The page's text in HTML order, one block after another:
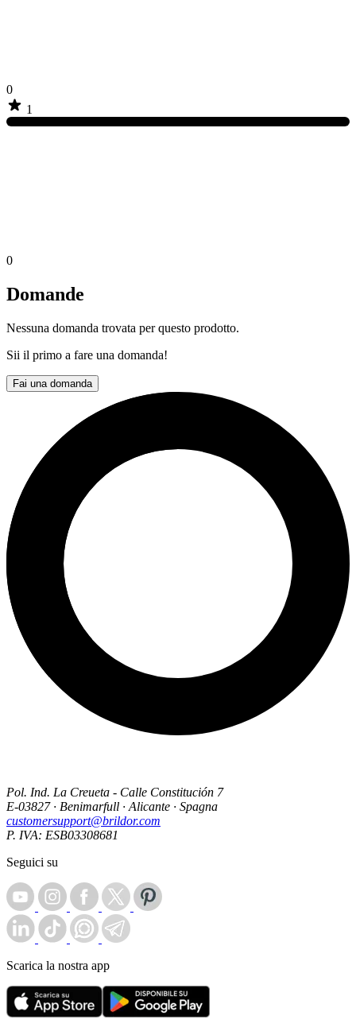
0
1
0
Domande
Nessuna domanda trovata per questo prodotto.
Sii il primo a fare una domanda!
Fai una domanda
Pol. Ind. La Creueta - Calle Constitución 7
E-03827 · Benimarfull · Alicante · Spagna
customersupport@brildor.com
P. IVA: ESB03308681
Seguici su
Scarica la nostra app